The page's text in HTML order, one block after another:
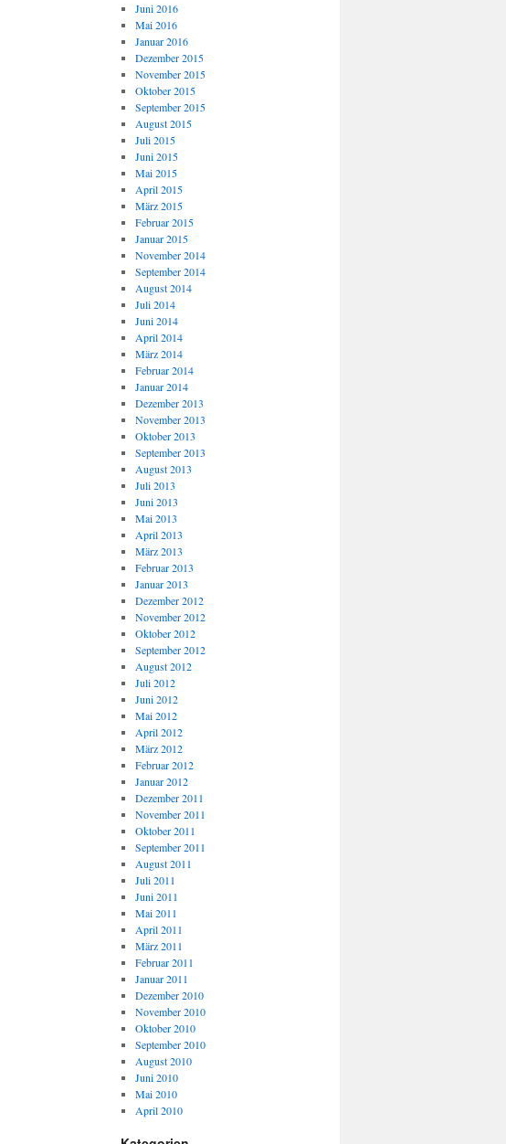
Juni 2016
Mai 2016
Januar 2016
Dezember 2015
November 2015
Oktober 2015
September 2015
August 2015
Juli 2015
Juni 2015
Mai 2015
April 2015
März 2015
Februar 2015
Januar 2015
November 2014
September 2014
August 2014
Juli 2014
Juni 2014
April 2014
März 2014
Februar 2014
Januar 2014
Dezember 2013
November 2013
Oktober 2013
September 2013
August 2013
Juli 2013
Juni 2013
Mai 2013
April 2013
März 2013
Februar 2013
Januar 2013
Dezember 2012
November 2012
Oktober 2012
September 2012
August 2012
Juli 2012
Juni 2012
Mai 2012
April 2012
März 2012
Februar 2012
Januar 2012
Dezember 2011
November 2011
Oktober 2011
September 2011
August 2011
Juli 2011
Juni 2011
Mai 2011
April 2011
März 2011
Februar 2011
Januar 2011
Dezember 2010
November 2010
Oktober 2010
September 2010
August 2010
Juni 2010
Mai 2010
April 2010